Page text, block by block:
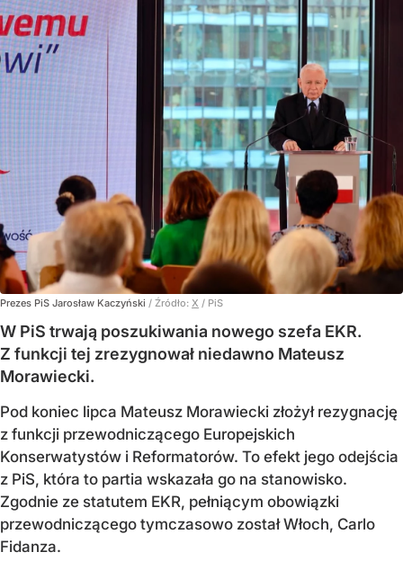
Prezes PiS Jarosław Kaczyński / Źródło: X / PiS
W PiS trwają poszukiwania nowego szefa EKR.
Z funkcji tej zrezygnował niedawno Mateusz
Morawiecki.
Pod koniec lipca Mateusz Morawiecki złożył rezygnację
z funkcji przewodniczącego Europejskich
Konserwatystów i Reformatorów. To efekt jego odejścia
z PiS, która to partia wskazała go na stanowisko.
Zgodnie ze statutem EKR, pełniącym obowiązki
przewodniczącego tymczasowo został Włoch, Carlo
Fidanza.